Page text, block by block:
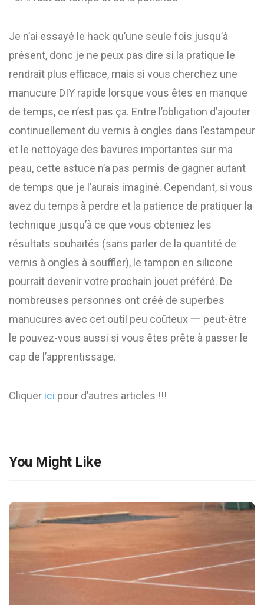
Je n’ai essayé le hack qu’une seule fois jusqu’à
présent, donc je ne peux pas dire si la pratique le
rendrait plus efficace, mais si vous cherchez une
manucure DIY rapide lorsque vous êtes en manque
de temps, ce n’est pas ça. Entre l’obligation d’ajouter
continuellement du vernis à ongles dans l’estampeur
et le nettoyage des bavures importantes sur ma
peau, cette astuce n’a pas permis de gagner autant
de temps que je l’aurais imaginé. Cependant, si vous
avez du temps à perdre et la patience de pratiquer la
technique jusqu’à ce que vous obteniez les
résultats souhaités (sans parler de la quantité de
vernis à ongles à souffler), le tampon en silicone
pourrait devenir votre prochain jouet préféré. De
nombreuses personnes ont créé de superbes
manucures avec cet outil peu coûteux 一 peut-être
le pouvez-vous aussi si vous êtes prête à passer le
cap de l’apprentissage.
Cliquer ici pour d’autres articles !!!
You Might Like